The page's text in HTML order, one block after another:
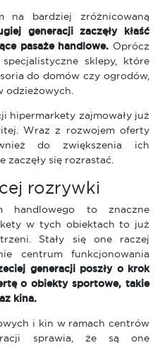
na bardziej zróżnicowaną
generacji zaczęły kłaść
pasaże handlowe. Oprócz
sklepy, które
do domów czy ogrodów,
odzieżowych.
hipermarkety zajmowały już
Wraz z rozwojem oferty
do zwiększenia ich
zaczęły się rozrastać.
rozrywki
handlowego to znaczne
w tych obiektach to już
Stały się one raczej
centrum funkcjonowania
generacji poszły o krok
o obiekty sportowe, takie
kina.
i kin w ramach centrów
sprawia, że są one